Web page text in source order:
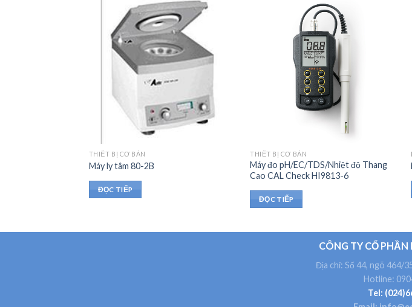
THIẾT BỊ CƠ BẢN
Máy ly tâm 80-2B
ĐỌC TIẾP
THIẾT BỊ CƠ BẢN
Máy đo pH/EC/TDS/Nhiệt độ Thang
Cao CAL Check HI9813-6
ĐỌC TIẾP
CÔNG TY CỔ
Địa chỉ: Số 44, ngõ 464/
Hotline:
Tel: